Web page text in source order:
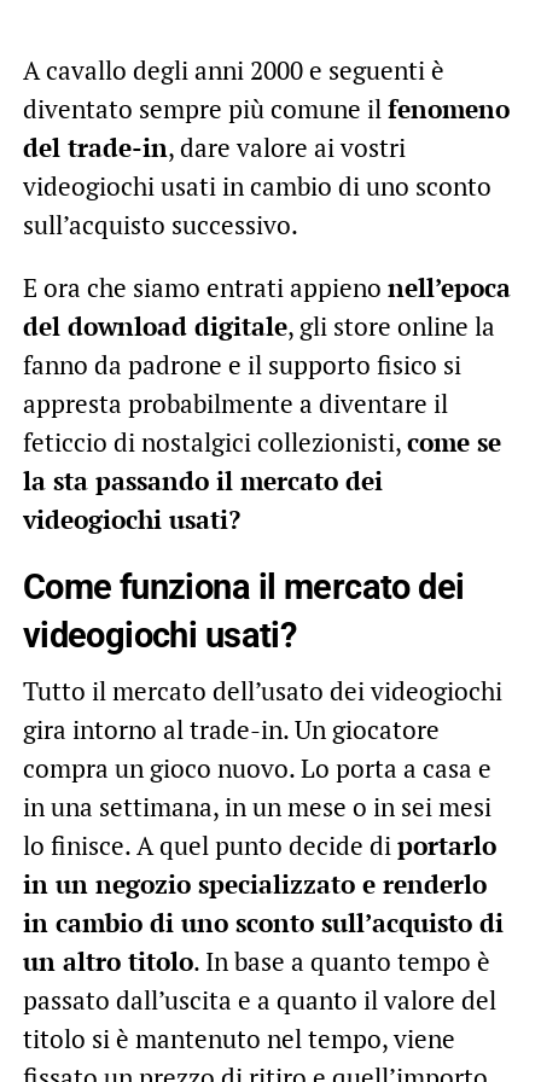
A cavallo degli anni 2000 e seguenti è
diventato sempre più comune ilfenomeno
del trade-in, dare valore ai vostri
videogiochi usati in cambio di uno sconto
sull’acquisto successivo.
E ora che siamo entrati appieno nell’epoca
del download digitale, gli store online la
fanno da padrone e il supporto fisico si
appresta probabilmente a diventare il
feticcio di nostalgici collezionisti,come se
la sta passando il mercato dei
videogiochi usati?
Come funziona il mercato dei
videogiochi usati?
Tutto il mercato dell’usato dei videogiochi
gira intorno al trade-in. Un giocatore
compra un gioco nuovo. Lo porta a casa e
in una settimana, in un mese o in sei mesi
lo finisce. A quel punto decide diportarlo
in un negozio specializzato e renderlo
in cambio di uno sconto sull’acquisto di
un altro titolo. In base a quanto tempo è
passato dall’uscita e a quanto il valore del
titolo si è mantenuto nel tempo, viene